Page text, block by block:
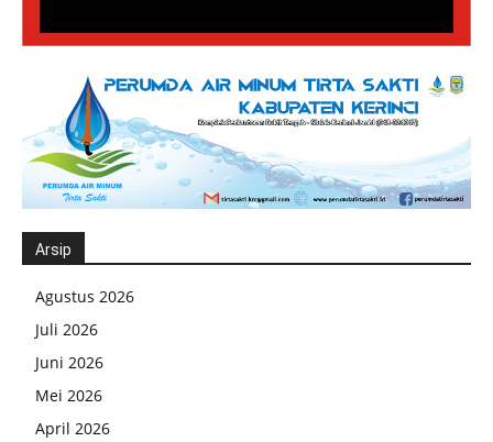
Arsip
Agustus 2026
Juli 2026
Juni 2026
Mei 2026
April 2026